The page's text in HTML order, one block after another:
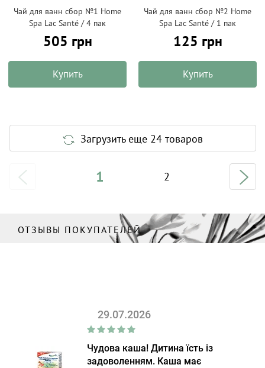
Чай для ванн сбор №1 Home
Spa Lac Santé / 4 пак
505 грн
Купить
Чай для ванн сбор №2 Home
Spa Lac Santé / 1 пак
125 грн
Купить
Загрузить еще 24 товаров
1 2
ОТЗЫВЫ ПОКУПАТЕЛЕЙ
29.07.2026
Чудова каша! Дитина їсть із
задоволенням. Каша має